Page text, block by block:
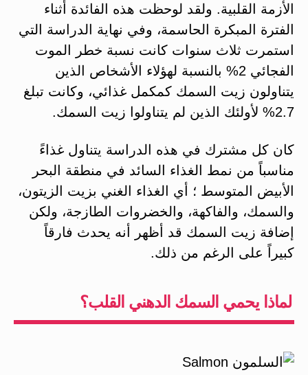
الأزمة القلبية. ولقد لوحظت هذه الفائدة أثناء
الفترة المبكرة الحاسمة، وفي نهاية الدراسة التي
استمرت ثلاث سنوات كانت نسبة خطر الموت
الفجائي 2% بالنسبة لهؤلاء الأشخاص الذين
يتناولون زيت السمك كمكمل غذائي، وكانت تبلغ
2.7% لأولئك الذين لم يتناولوا زيت السمك.
كان كل مشترك في هذه الدراسة يتناول غذاءً
مناسباً من نمط الغذاء السائد في منطقة البحر
الأبيض المتوسط ؛ أي الغذاء الغني بزيت الزيتون،
والسمك، والفاكهة، والخضروات الطازجة، ولكن
إضافة زيت السمك قد أظهر أنه يحدث فارقاً
كبيراً على الرغم من ذلك.
لماذا يحمي السمك الدهني القلب؟